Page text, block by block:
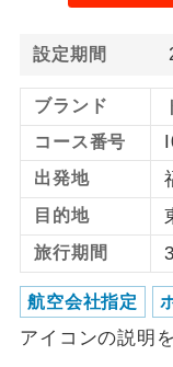
設定期間
ブランド
コース番号
出発地
目的地
旅行期間
航空会社指定
アイコンの説明
ス2席利用